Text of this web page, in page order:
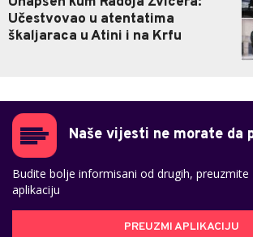
Učestvovao u atentatima
škaljaraca u Atini i na Krfu
Naše vijesti ne morate da
Budite bolje informisani od drugih,
aplikaciju
PREUZMI APLIKACIJU